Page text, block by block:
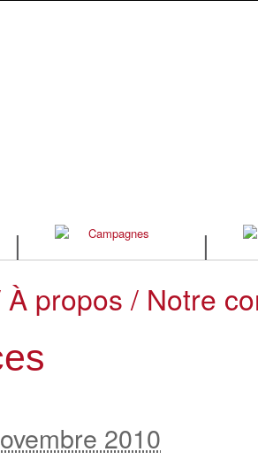
| |
À propos / Notre
2010